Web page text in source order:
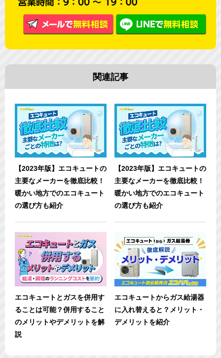
関連記事
【2023年版】エコキュートの
主要なメーカーを徹底比較！
暖かい地方でのエコキュート
の選び方も紹介
【2023年版】エコキュートの
主要なメーカーを徹底比較！
暖かい地方でのエコキュート
の選び方も紹介
エコキュートとガスを併用す
ることは可能？併用すること
のメリットやデメリットを解
説
エコキュートからガス給湯器
に入れ替えると？メリット・
デメリットを紹介